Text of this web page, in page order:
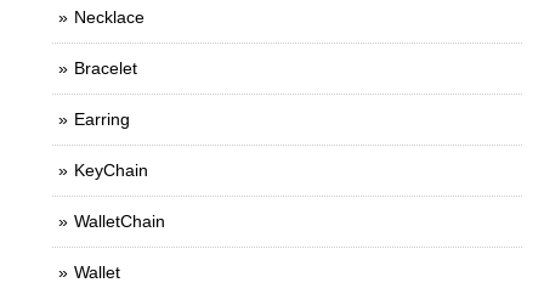
Necklace
Bracelet
Earring
KeyChain
WalletChain
Wallet